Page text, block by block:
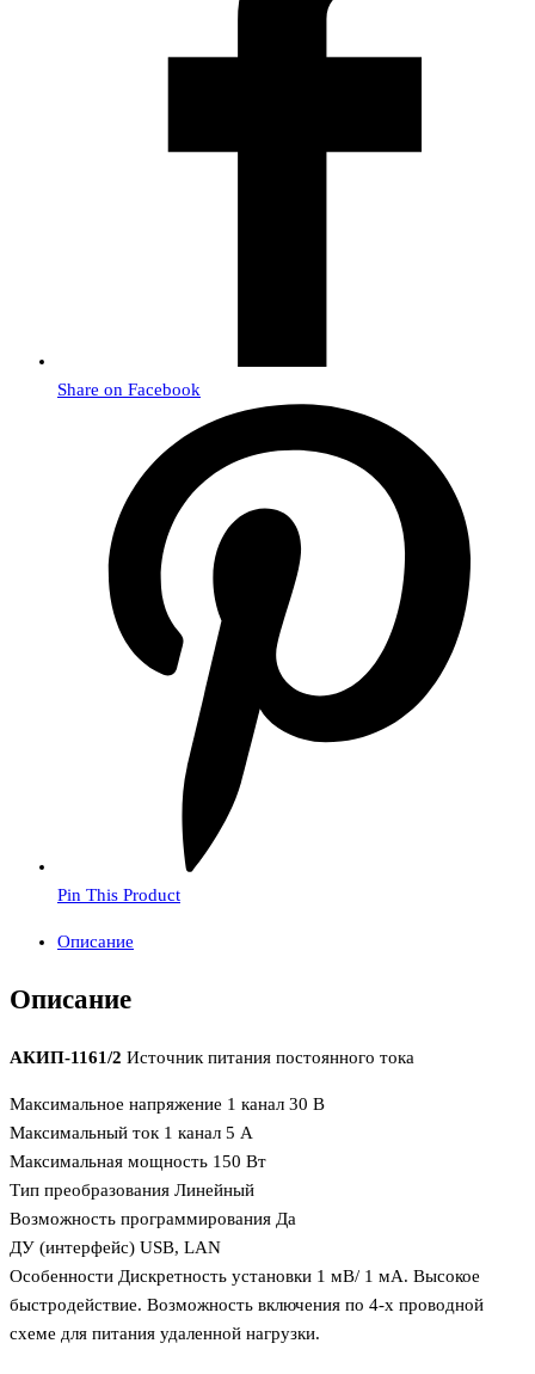
Share on Facebook
Pin This Product
Описание
Описание
АКИП-1161/2 Источник питания постоянного тока
Максимальное напряжение 1 канал 30 В
Максимальный ток 1 канал 5 А
Максимальная мощность 150 Вт
Тип преобразования Линейный
Возможность программирования Да
ДУ (интерфейс) USB, LAN
Особенности Дискретность установки 1 мВ/ 1 мА. Высокое
быстродействие. Возможность включения по 4-х проводной
схеме для питания удаленной нагрузки.